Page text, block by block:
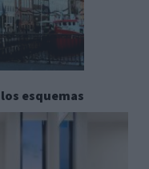
esquemas